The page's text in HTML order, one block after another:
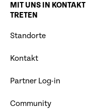
MIT UNS IN KONTAKT
TRETEN
Standorte
Kontakt
Partner Log-in
Community